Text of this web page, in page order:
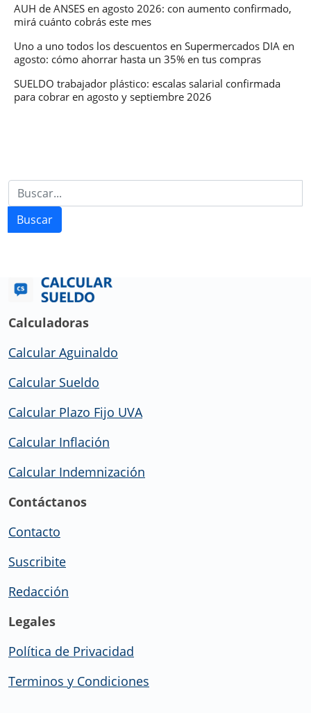
AUH de ANSES en agosto 2026: con aumento confirmado,
mirá cuánto cobrás este mes
Uno a uno todos los descuentos en Supermercados DIA en
agosto: cómo ahorrar hasta un 35% en tus compras
SUELDO trabajador plástico: escalas salarial confirmada
para cobrar en agosto y septiembre 2026
Buscar
Calculadoras
Calcular Aguinaldo
Calcular Sueldo
Calcular Plazo Fijo UVA
Calcular Inflación
Calcular Indemnización
Contáctanos
Contacto
Suscribite
Redacción
Legales
Política de Privacidad
Terminos y Condiciones